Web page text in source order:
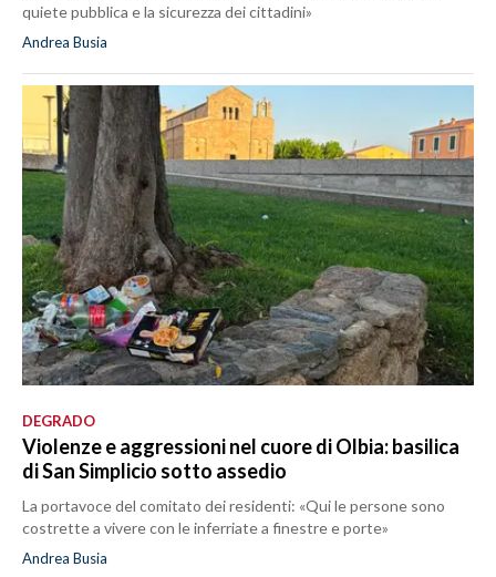
quiete pubblica e la sicurezza dei cittadini»
Andrea Busia
DEGRADO
Violenze e aggressioni nel cuore di Olbia: basilica
di San Simplicio sotto assedio
La portavoce del comitato dei residenti: «Qui le persone sono
costrette a vivere con le inferriate a finestre e porte»
Andrea Busia